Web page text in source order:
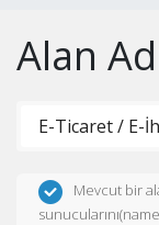
Alan
Mevcut bir